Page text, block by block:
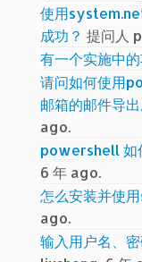
使用
成功？ 提问人
有一个实施中
请问如何使用
邮箱的邮件导
ago.
powershell 如
6 年 ago.
怎么安装并使
ago.
输入用户名、